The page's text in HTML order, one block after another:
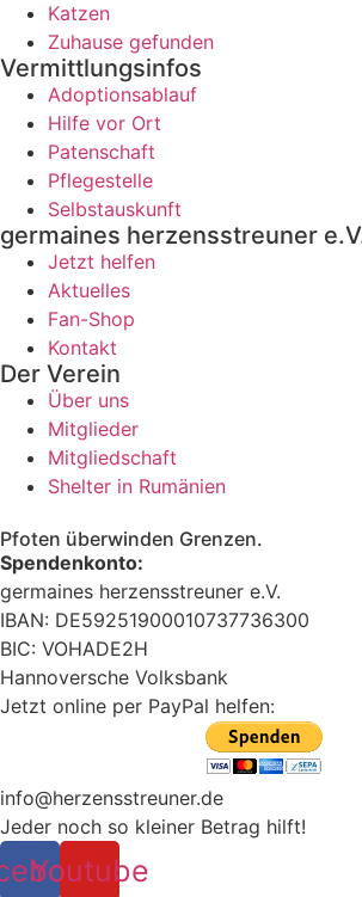
Katzen
Zuhause gefunden
Vermittlungsinfos
Adoptionsablauf
Hilfe vor Ort
Patenschaft
Pflegestelle
Selbstauskunft
germaines herzensstreuner
Jetzt helfen
Aktuelles
Fan-Shop
Kontakt
Der Verein
Über uns
Mitglieder
Mitgliedschaft
Shelter in Rumänien
Pfoten überwinden Grenzen.
Spendenkonto:
germaines herzensstreuner e.V.
IBAN: DE59251900010737736300
BIC: VOHADE2H
Hannoversche Volksbank
Jetzt online per PayPal helfen:
info@herzensstreuner.de
Jeder noch so kleiner Betrag hilft!
Youtube